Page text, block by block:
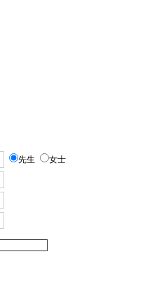
先生 女士